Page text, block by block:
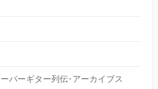
パーギター列伝･アーカイブス